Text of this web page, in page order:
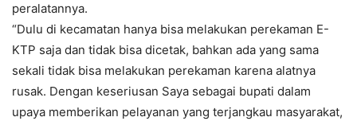
peralatannya.
“Dulu di kecamatan hanya bisa melakukan perekaman E-
KTP saja dan tidak bisa dicetak, bahkan ada yang sama
sekali tidak bisa melakukan perekaman karena alatnya
rusak. Dengan keseriusan Saya sebagai bupati dalam
upaya memberikan pelayanan yang terjangkau masyarakat,